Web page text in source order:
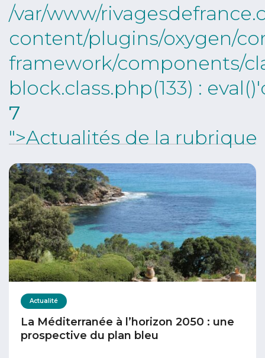
/var/www/
content/plugins/oxygen/
framework/components/
block.class.php(133) :
7
">Actualités de la rubrique
Actualité
La Méditerranée à l’horizon 2050 : une
prospective du plan bleu